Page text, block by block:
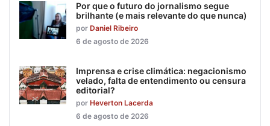
Por que o futuro do jornalismo segue
brilhante (e mais relevante do que nunca)
por Daniel Ribeiro
6 de agosto de 2026
Imprensa e crise climática: negacionismo
velado, falta de entendimento ou censura
editorial?
por Heverton Lacerda
6 de agosto de 2026